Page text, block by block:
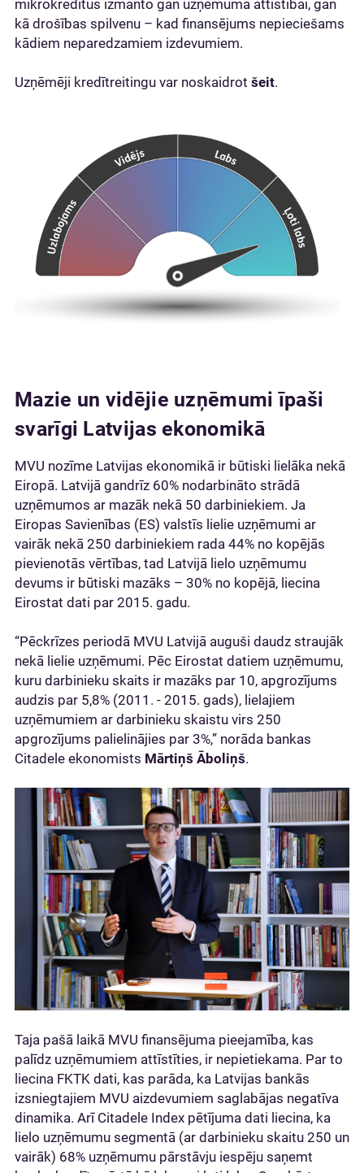
mikrokredītus izmanto gan uzņēmuma attīstībai, gan
kā drošības spilvenu – kad finansējums nepieciešams
kādiem neparedzamiem izdevumiem.
Uzņēmēji kredītreitingu var noskaidrot šeit.
Mazie un vidējie uzņēmumi īpaši
svarīgi Latvijas ekonomikā
MVU nozīme Latvijas ekonomikā ir būtiski lielāka nekā
Eiropā. Latvijā gandrīz 60% nodarbināto strādā
uzņēmumos ar mazāk nekā 50 darbiniekiem. Ja
Eiropas Savienības (ES) valstīs lielie uzņēmumi ar
vairāk nekā 250 darbiniekiem rada 44% no kopējās
pievienotās vērtības, tad Latvijā lielo uzņēmumu
devums ir būtiski mazāks – 30% no kopējā, liecina
Eirostat dati par 2015. gadu.
“Pēckrīzes periodā MVU Latvijā auguši daudz straujāk
nekā lielie uzņēmumi. Pēc Eirostat datiem uzņēmumu,
kuru darbinieku skaits ir mazāks par 10, apgrozījums
audzis par 5,8% (2011. - 2015. gads), lielajiem
uzņēmumiem ar darbinieku skaistu virs 250
apgrozījums palielinājies par 3%,” norāda bankas
Citadele ekonomists Mārtiņš Āboliņš.
Taja pašā laikā MVU finansējuma pieejamība, kas
palīdz uzņēmumiem attīstīties, ir nepietiekama. Par to
liecina FKTK dati, kas parāda, ka Latvijas bankās
izsniegtajiem MVU aizdevumiem saglabājas negatīva
dinamika. Arī Citadele Index pētījuma dati liecina, ka
lielo uzņēmumu segmentā (ar darbinieku skaitu 250 un
vairāk) 68% uzņēmumu pārstāvju iespēju saņemt